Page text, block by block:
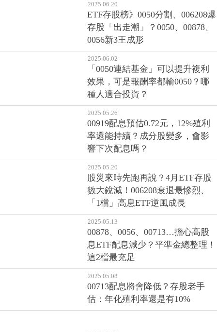
2025.06.20
ETF存股榜》0050分割、006208爆
存股「出走潮」？0050、00878、
0056新3王成形
2025.06.02
「0050連結基金」可以提升複利
效果，可是報酬率都輸0050？哪
種人適合投資？
2025.05.26
00919配息預估0.72元，12%殖利
率還能持續？成分股變多，會影
響下次配息嗎？
2025.05.20
股災來時先跑再說？4月ETF存股
數大銳減！006208衰退最慘烈、
「1檔」高息ETF逆風成長
2025.05.13
00878、0056、00713…擔心高股
息ETF配息減少？平準金總整理！
這2檔最充足
2025.05.08
00713配息將會降低？存股老手
估：年化殖利率還是有10%